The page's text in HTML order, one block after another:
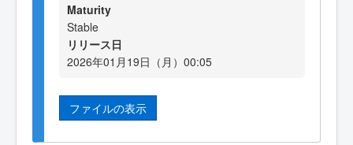
Maturity
Stable
リリース日
2026年01月19日（月）00:05
ファイルの表示